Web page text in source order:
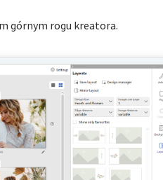
górnym rogu kreatora.